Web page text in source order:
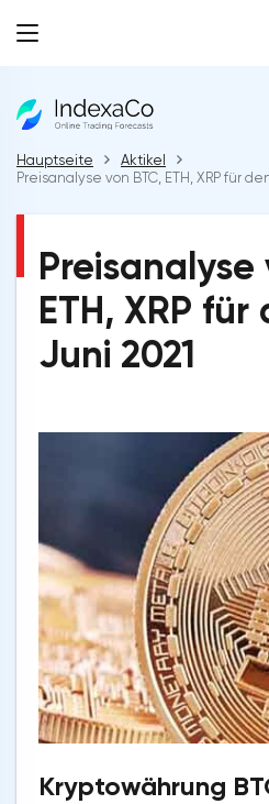
Hauptseite
Aktikel
Preisanalyse von BTC, ETH, XRP für
Preisanalyse
ETH, XRP für
Juni 2021
Kryptowährung